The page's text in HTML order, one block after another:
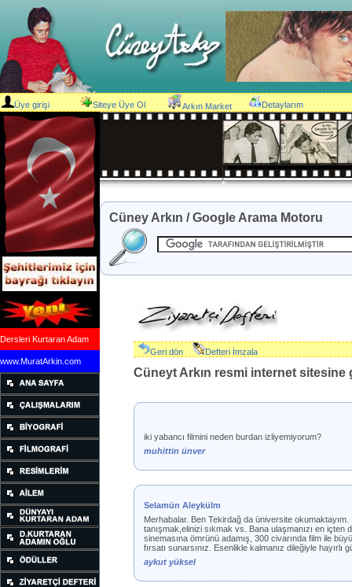
Üye girişi Siteye Üye Ol Arkın Market Detaylarım
Dersleri Kurtaran Adam
www.MuratArkin.com
Cüney Arkın / Google Arama Motoru
Geri dön Defteri İmzala
Cüneyt Arkın resmi internet
iki yabancı filmini neden burdan izliyemiyorum?
muhittin ünver
Selamün Aleykülm
Merhabalar. Ben Tekirdağ da üniversite okumaktayım.
tanışmak,elinizi sıkmak vs. Bana ulaşmanızı en
sinemasına ömrünü adamış, 300 civarında film ile
fırsatı sunarsınız. Esenlikle kalmanız dileğiyle hayırlı
aykut yüksel